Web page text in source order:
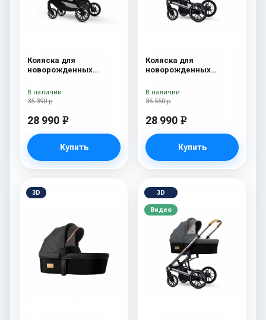
Коляска для
новорожденных
35 390 р
28 990 e
Купить
В наличии
Коляска для
новорожденных
35 550 р
28 990 e
Купить
В наличии
3D 3D
Видео